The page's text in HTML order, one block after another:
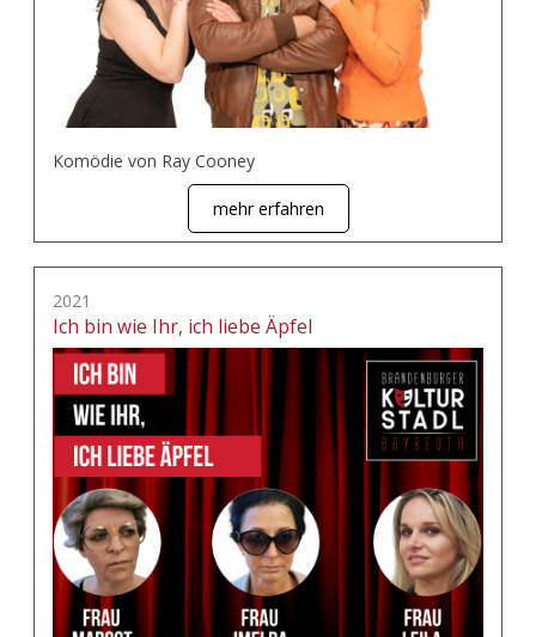
Komödie von Ray Cooney
mehr erfahren
2021
Ich bin wie Ihr, ich liebe Äpfel